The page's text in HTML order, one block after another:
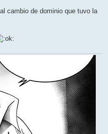
cambio de dominio que tuvo la